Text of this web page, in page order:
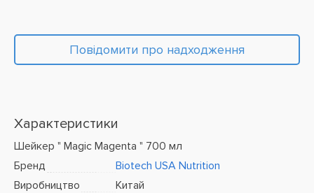
Повідомити про надходження
Характеристики
Шейкер " Magic Magenta " 700 мл
Бренд
Biotech USA Nutrition
Виробництво
Китай